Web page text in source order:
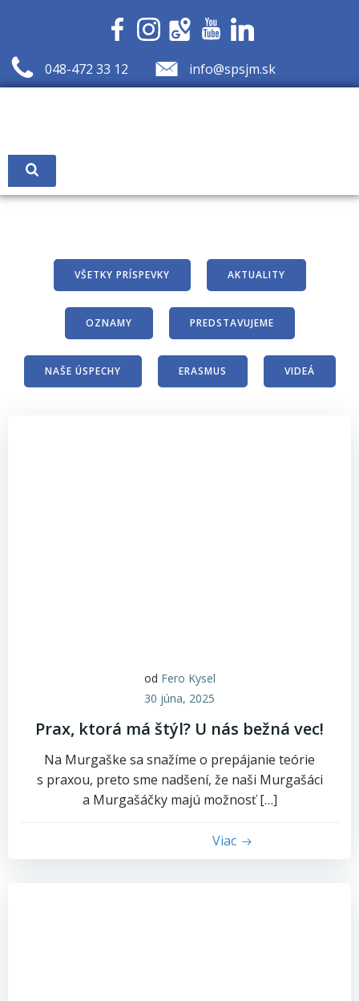
to
048-472 33 12
info@spsjm.sk
VŠETKY PRÍSPEVKY AKTUALITY
OZNAMY PREDSTAVUJEME
NAŠE ÚSPECHY ERASMUS VIDEÁ
od Fero Kysel
30 júna, 2025
Prax, ktorá má štýl? U nás bežná vec!
Na Murgaške sa snažíme o prepájanie teórie
s praxou, preto sme nadšení, že naši Murgašáci
a Murgašáčky majú možnosť […]
Viac